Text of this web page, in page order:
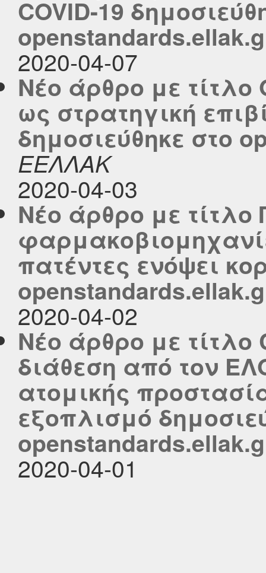
COVID-19
2020-04-07
Νέο άρθρο με
ως στρατηγική
δημοσιεύθηκε στο
ΕΕΛΛΑΚ
2020-04-03
Νέο άρθρο με
πατέντες ενόψει
2020-04-02
Νέο άρθρο με τίτλο
διάθεση από τον
ατομικής
εξοπλισμό
2020-04-01